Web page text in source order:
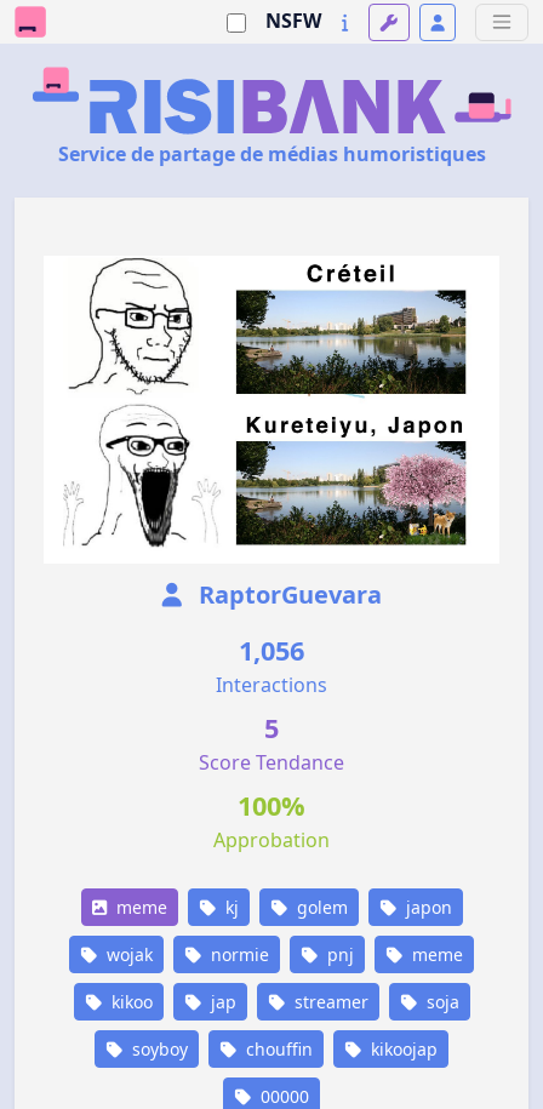
NSFW
Service de partage de médias humoristiques
RaptorGuevara
1,056
Interactions
5
Score Tendance
100%
Approbation
meme kj golem japon
wojak normie pnj meme
kikoo jap streamer soja
soyboy chouffin kikoojap
00000